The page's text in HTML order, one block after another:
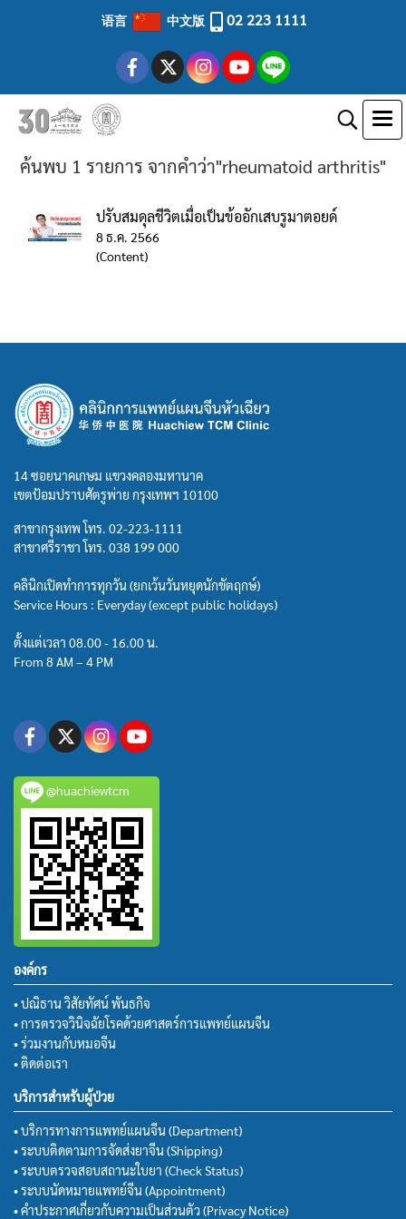
语言 中文版 02 223 1111
ค้นพบ 1 รายการ จากคำว่า"rheumatoid arthritis"
ปรับสมดุลชีวิตเมื่อเป็นข้ออักเสบรูมาตอยด์
8 ธ.ค. 2566
(Content)
14 ซอยนาคเกษม แขวงคลองมหานาค
เขตป้อมปราบศัตรูพ่าย กรุงเทพฯ 10100
สาขากรุงเทพ โทร. 02-223-1111
สาขาศรีราชา โทร. 038 199 000
คลินิกเปิดทำการทุกวัน (ยกเว้นวันหยุดนักขัตฤกษ์)
Service Hours : Everyday (except public holidays)
ตั้งแต่เวลา 08.00 - 16.00 น.
From 8 AM – 4 PM
@huachiewtcm
องค์กร
• ปณิธาน วิสัยทัศน์ พันธกิจ
• การตรวจวินิจฉัยโรคด้วยศาสตร์การแพทย์แผนจีน
• ร่วมงานกับหมอจีน
• ติดต่อเรา
บริการสำหรับผู้ป่วย
• บริการทางการแพทย์แผนจีน (Department)
• ระบบติดตามการจัดส่งยาจีน (Shipping)
• ระบบตรวจสอบสถานะใบยา (Check Status)
• ระบบนัดหมายแพทย์จีน (Appointment)
• คำประกาศเกี่ยวกับความเป็นส่วนตัว (Privacy Notice)